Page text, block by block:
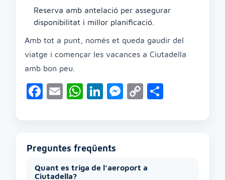
Reserva amb antelació per assegurar
disponibilitat i millor planificació.
Amb tot a punt, només et queda gaudir del
viatge i començar les vacances a Ciutadella
amb bon peu.
Facebook
EmailWhatsApp
LinkedIn
Messenger
Copy
Preguntes freqüents
Quant es triga de l’aeroport a
Ciutadella?